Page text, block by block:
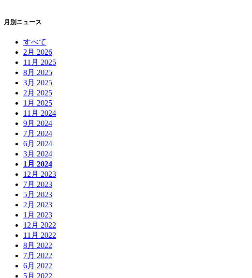
月別ニュース
すべて
2月 2026
11月 2025
8月 2025
3月 2025
2月 2025
1月 2025
11月 2024
9月 2024
7月 2024
6月 2024
3月 2024
1月 2024
12月 2023
7月 2023
5月 2023
2月 2023
1月 2023
12月 2022
11月 2022
8月 2022
7月 2022
6月 2022
5月 2022